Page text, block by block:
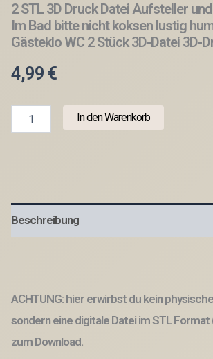
2 STL 3D Druck Datei Aufsteller
Im Bad bitte nicht koksen lustig
Gästeklo WC 2 Stück 3D-Datei 3D-
4,99 €
Wanddeko
Im
Bad
humor
Baddeko
WC
In den Warenkorb
Beschreibung
ACHTUNG: hier erwirbst du kein
sondern eine digitale Datei im STL
zum Download.